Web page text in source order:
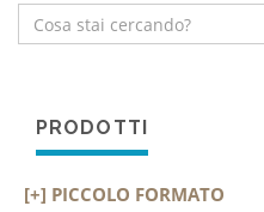
PRODOTTI
PICCOLO FORMATO